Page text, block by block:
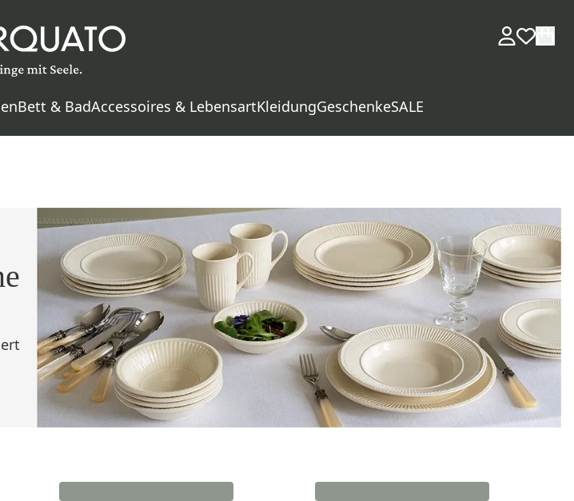
Bett & BadAccessoires & LebensartKleidungGeschenkeSALE